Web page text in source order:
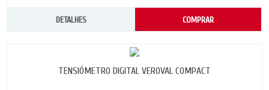
DETALHES COMPRAR
TENSIÓMETRO DIGITAL VEROVAL COMPACT